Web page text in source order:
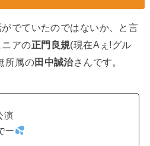
でていたのではないか、と言
アの正門良規(現在Aぇ!グル
所属の田中誠治さんです。
演
ー